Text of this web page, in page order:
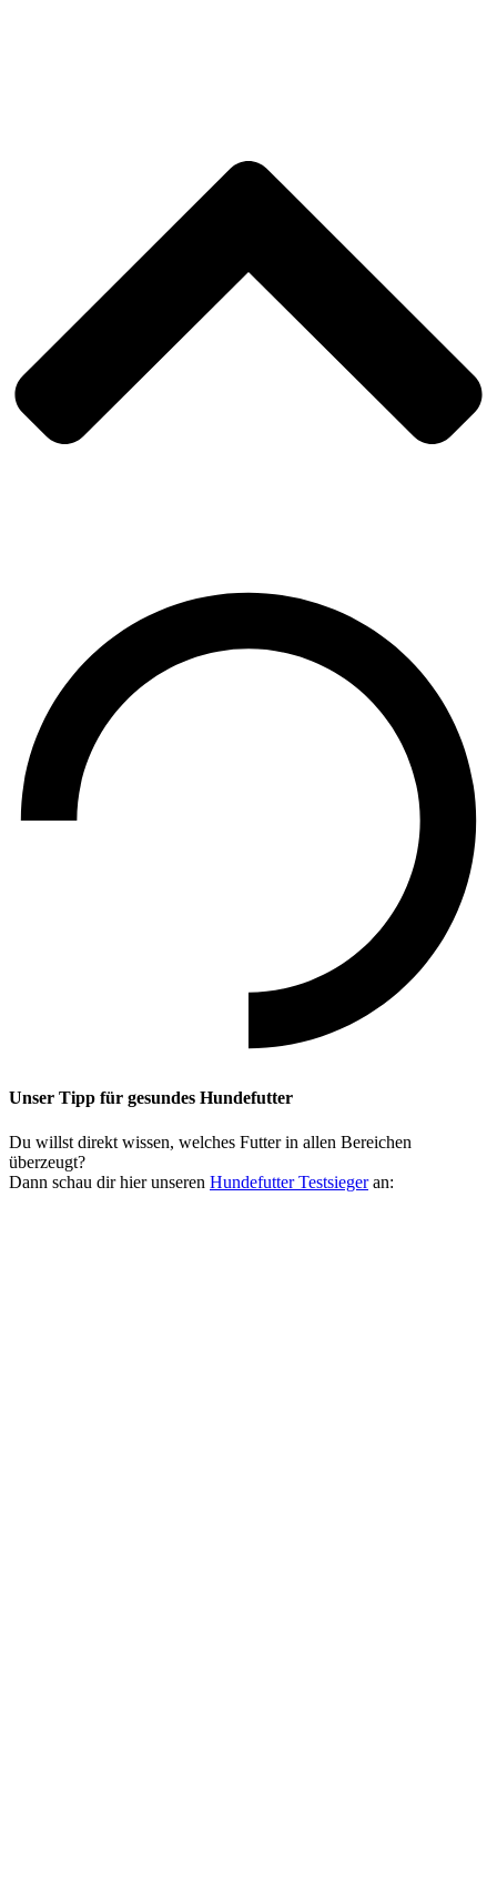
Unser Tipp für gesundes Hundefutter
Du willst direkt wissen, welches Futter in allen Bereichen
überzeugt?
Dann schau dir hier unseren Hundefutter Testsiegeran: